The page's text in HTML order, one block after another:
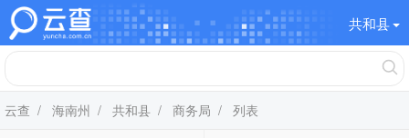
共和县
云查 / 海南州 / 共和县 / 商务局 / 列表